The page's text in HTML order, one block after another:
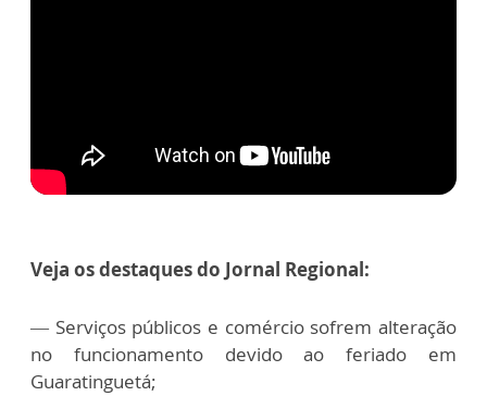
Veja os destaques do Jornal Regional:
— Serviços públicos e comércio sofrem alteração
no funcionamento devido ao feriado em
Guaratinguetá;